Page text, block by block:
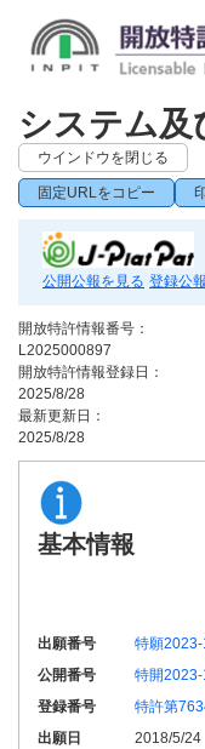
システム
ウインドウを閉じる
固定URLをコピー
公開公報を見る 登録公
開放特許情報番号：
L2025000897
開放特許情報登録日：
2025/8/28
最新更新日：
2025/8/28
基本情報
出願番号
特願
公開番号
特開
登録番号
特許第
出願日
2018/5/24